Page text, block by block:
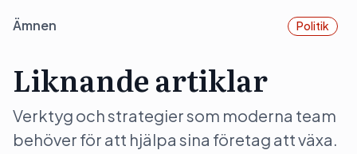
Ämnen Politik
Liknande artiklar
Verktyg och strategier som moderna team
behöver för att hjälpa sina företag att växa.